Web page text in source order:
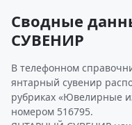
Сводные
СУВЕНИР
В телефонном
янтарный сувенир
рубриках «Ювелирные
номером 516795.